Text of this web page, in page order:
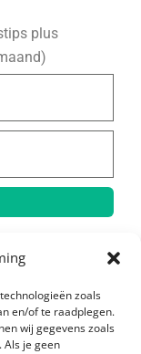
zoals
en/of te raadplegen.
wij gegevens zoals
Als je geen
plus